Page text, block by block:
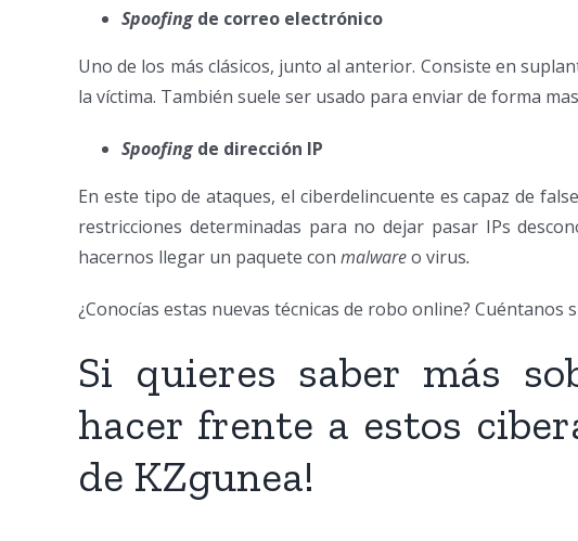
Spoofingde correo electrónico
Uno de los más clásicos, junto al anterior. Consiste en
la víctima. También suele ser usado para enviar de forma
Spoofingde dirección IP
En este tipo de ataques, el ciberdelincuente es capaz de
restricciones determinadas para no dejar pasar IPs
hacernos llegar un paquete con malwareo virus.
¿Conocías estas nuevas técnicas de robo online? Cuéntanos
Si quieres saber más
hacer frente a estos
de KZgunea!